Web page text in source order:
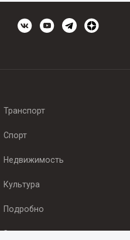
Транспорт
Спорт
Недвижимость
Культура
Подробно
Здоровье